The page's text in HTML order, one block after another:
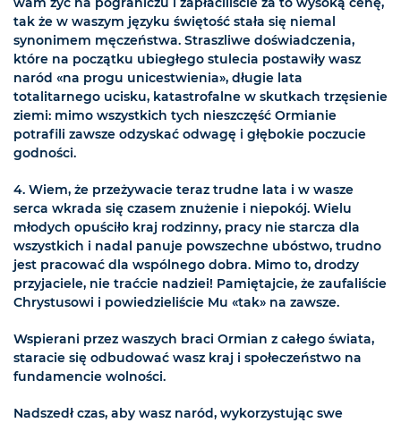
tak że w waszym języku świętość stała się niemal
synonimem męczeństwa. Straszliwe doświadczenia,
które na początku ubiegłego stulecia postawiły wasz
naród «na progu unicestwienia», długie lata
totalitarnego ucisku, katastrofalne w skutkach trzęsienie
ziemi: mimo wszystkich tych nieszczęść Ormianie
potrafili zawsze odzyskać odwagę i głębokie poczucie
godności.
4. Wiem, że przeżywacie teraz trudne lata i w wasze
serca wkrada się czasem znużenie i niepokój. Wielu
młodych opuściło kraj rodzinny, pracy nie starcza dla
wszystkich i nadal panuje powszechne ubóstwo, trudno
jest pracować dla wspólnego dobra. Mimo to, drodzy
przyjaciele, nie traćcie nadziei! Pamiętajcie, że zaufaliście
Chrystusowi i powiedzieliście Mu «tak» na zawsze.
Wspierani przez waszych braci Ormian z całego świata,
staracie się odbudować wasz kraj i społeczeństwo na
fundamencie wolności.
Nadszedł czas, aby wasz naród, wykorzystując swe